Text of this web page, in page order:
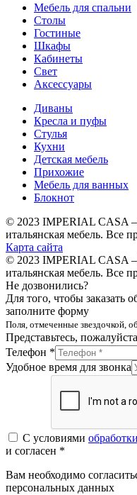
Мебель для спальни
Столы
Гостиные
Шкафы
Кабинеты
Свет
Аксессуары
Диваны
Кресла и пуфы
Стулья
Кухни
Детская мебель
Прихожие
Мебель для ванных
Блокнот
© 2023 IMPERIAL CASA
итальянская мебель. Все
Карта сайта
© 2023 IMPERIAL CASA
итальянская мебель. Все
Не дозвонились?
Для того, чтобы заказать
заполните форму
Поля, отмеченные звездочкой,
Представьтесь,
Телефон *
Удобное время для звонка
С условиями
и согласен *
Вам необходимо
персональных данных